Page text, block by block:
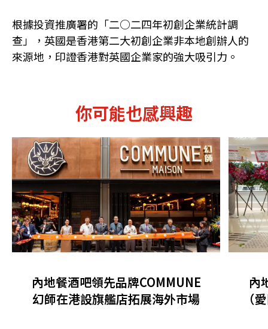
根據投資推廣署的「二○二四年初創企業統計調
查」，英國是香港第二大初創企業非本地創辦人的
來源地，印證香港對英國企業家的強大吸引力。
你可能也感興趣
內地餐酒吧領先品牌COMMUNE
幻師在港設旗艦店拓展海外市場
內
（